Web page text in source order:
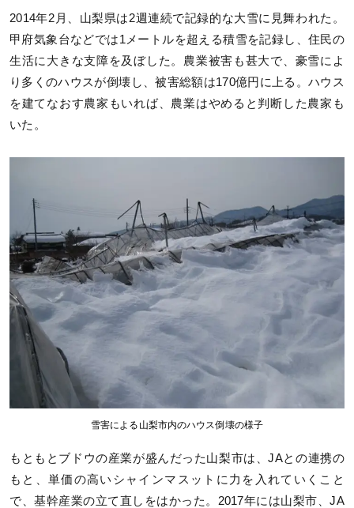
2014年2月、山梨県は2週連続で記録的な大雪に見舞われた。
甲府気象台などでは1メートルを超える積雪を記録し、住民の
生活に大きな支障を及ぼした。農業被害も甚大で、豪雪によ
り多くのハウスが倒壊し、被害総額は170億円に上る。ハウス
を建てなおす農家もいれば、農業はやめると判断した農家も
いた。
雪害による山梨市内のハウス倒壊の様子
もともとブドウの産業が盛んだった山梨市は、JAとの連携の
もと、単価の高いシャインマスットに力を入れていくこと
で、基幹産業の立て直しをはかった。2017年には山梨市、JA